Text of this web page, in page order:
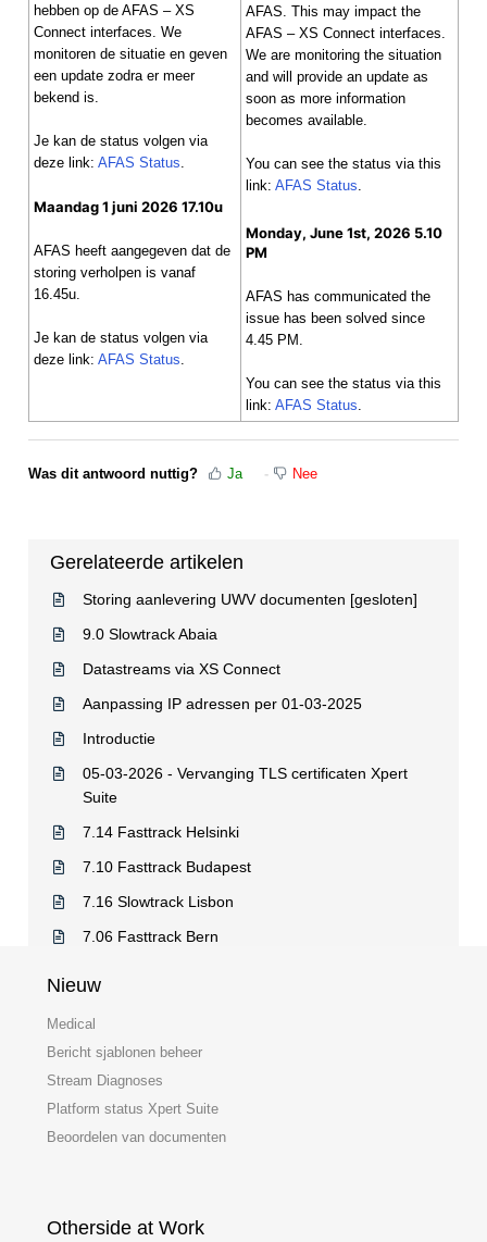
hebben op de AFAS – XS
Connect interfaces. We
monitoren de situatie en geven
een update zodra er meer
bekend is.
Je kan de status volgen via
deze link: AFAS Status.
Maandag 1 juni 2026 17.10u
AFAS heeft aangegeven dat de
storing verholpen is vanaf
16.45u.
Je kan de status volgen via
deze link: AFAS Status.
AFAS. This may impact the
AFAS – XS Connect interfaces.
We are monitoring the situation
and will provide an update as
soon as more information
becomes available.
You can see the status via this
link: AFAS Status.
Monday, June 1st, 2026 5.10
PM
AFAS has communicated the
issue has been solved since
4.45 PM.
You can see the status via this
link: AFAS Status.
Was dit antwoord nuttig? Ja Nee
Gerelateerde artikelen
Storing aanlevering UWV documenten [gesloten]
9.0 Slowtrack Abaia
Datastreams via XS Connect
Aanpassing IP adressen per 01-03-2025
Introductie
05-03-2026 - Vervanging TLS certificaten Xpert
Suite
7.14 Fasttrack Helsinki
7.10 Fasttrack Budapest
7.16 Slowtrack Lisbon
7.06 Fasttrack Bern
Nieuw
Medical
Bericht sjablonen beheer
Stream Diagnoses
Platform status Xpert Suite
Beoordelen van documenten
Otherside at Work